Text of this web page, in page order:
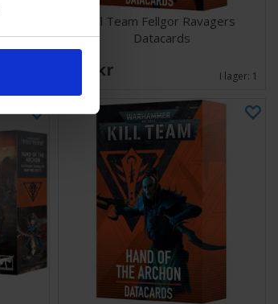
Kill Team Fellgor Ravagers
Datacards
238 SEK I lager: 1